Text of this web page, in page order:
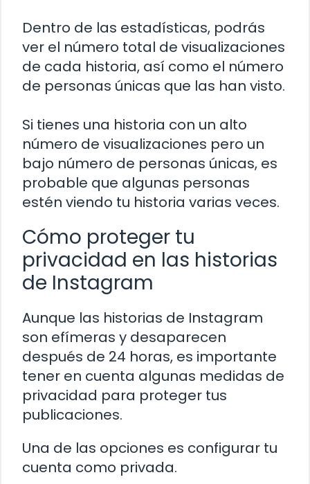
Dentro de las estadísticas, podrás
ver el número total de visualizaciones
de cada historia, así como el número
de personas únicas que las han visto.
Si tienes una historia con un alto
número de visualizaciones pero un
bajo número de personas únicas, es
probable que algunas personas
estén viendo tu historia varias veces.
Cómo proteger tu
privacidad en las historias
de Instagram
Aunque las historias de Instagram
son efímeras y desaparecen
después de 24 horas, es importante
tener en cuenta algunas medidas de
privacidad para proteger tus
publicaciones.
Una de las opciones es configurar tu
cuenta como privada.